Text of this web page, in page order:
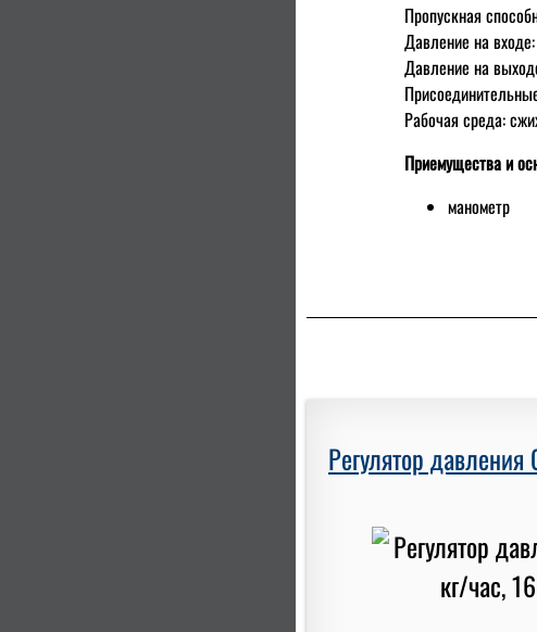
Пропускная
Давление на
Давление на
Рабочая среда:
Приемущества и
манометр
Регулятор